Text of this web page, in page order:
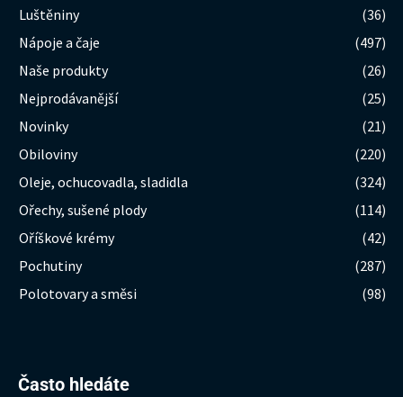
Luštěniny
(36)
Nápoje a čaje
(497)
Naše produkty
(26)
Nejprodávanější
(25)
Novinky
(21)
Obiloviny
(220)
Oleje, ochucovadla, sladidla
(324)
Ořechy, sušené plody
(114)
Oříškové krémy
(42)
Pochutiny
(287)
Polotovary a směsi
(98)
Často hledáte
Hledat: